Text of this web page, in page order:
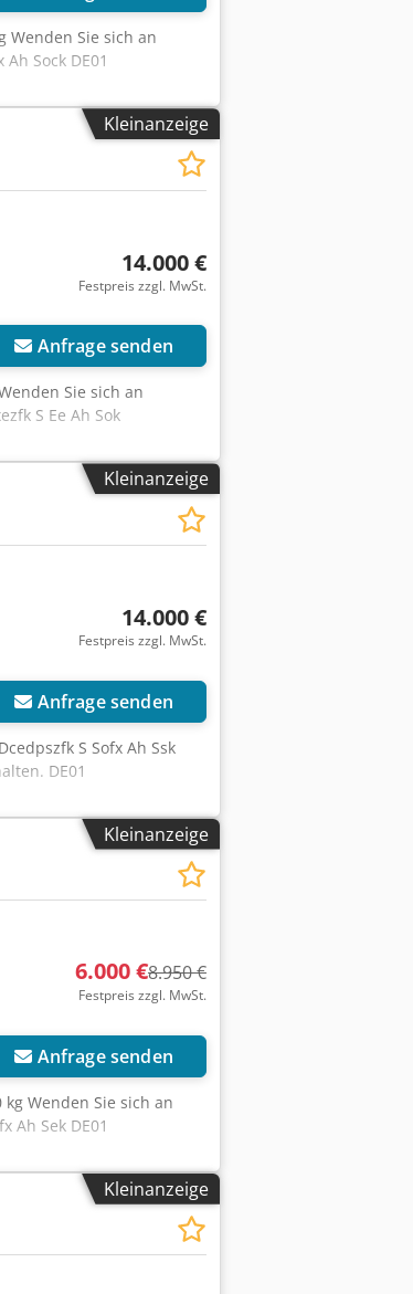
Wenden Sie sich an
Sock DE01
Kleinanzeige
14.000 €
Festpreis zzgl. MwSt.
Anfrage senden
Sie sich an
S Ee Ah Sok
Kleinanzeige
14.000 €
Festpreis zzgl. MwSt.
Anfrage senden
S Sofx Ah Ssk
DE01
Kleinanzeige
6.000 €8.950 €
Festpreis zzgl. MwSt.
Anfrage senden
Wenden Sie sich an
Ah Sek DE01
Kleinanzeige